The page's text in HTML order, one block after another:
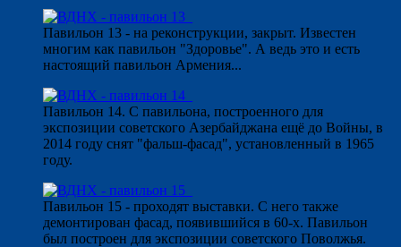
Павильон 13 - на реконструкции, закрыт. Известен
многим как павильон "Здоровье". А ведь это и есть
настоящий павильон Армения...
Павильон 14. С павильона, построенного для
экспозиции советского Азербайджана ещё до Войны, в
2014 году снят "фальш-фасад", установленный в 1965
году.
Павильон 15 - проходят выставки. С него также
демонтирован фасад, появившийся в 60-х. Павильон
был построен для экспозиции советского Поволжья.